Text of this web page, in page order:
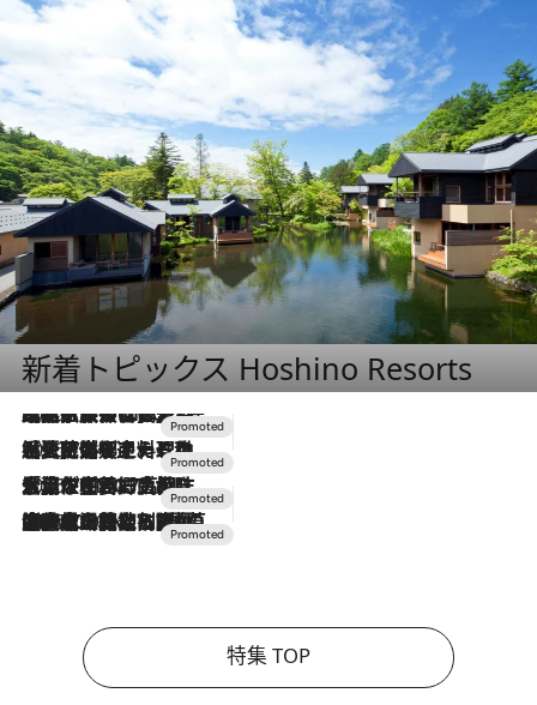
新着トピックス Hoshino Resorts
2026.7.31
【ホテル帰省】という選択肢をOMOが提案。家族とほどよい距離を保つには「昼は実家、夜は気兼ねなくホテルで！」
2026.7.24
【夏限定ディナーコース】旬を迎える稚鮎や花ズッキーニなどをイタリア・トスカーナの郷土料理の手法で満喫！
2026.7.17
「土佐和ハーブかき氷」がOMO7高知に登場！生姜、山椒、大葉など目にも舌にも涼を呼ぶ郷土の味
2026.7.10
NEW OPEN！【界 草津】名湯の地に誕生。趣の異なる2種の温泉と上州ならではの会席・蕎麦割烹など美食を味わう究極の癒やし旅
特集 TOP